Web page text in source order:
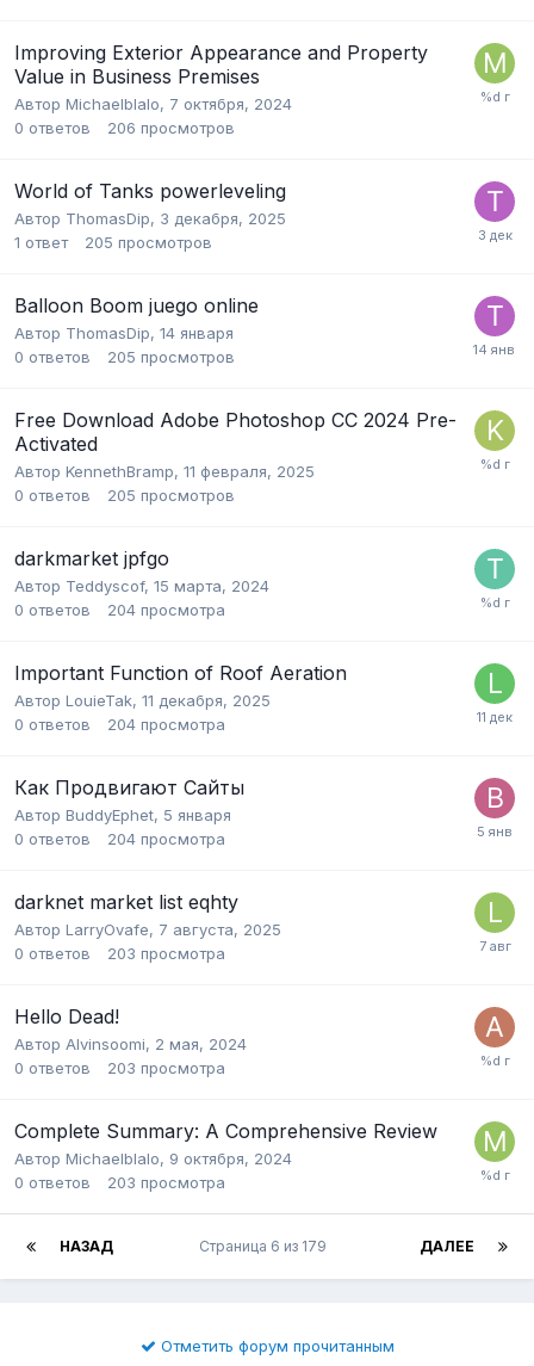
Improving Exterior Appearance and Property
Value in Business Premises
Автор Michaelblalo, 7 октября, 2024
0 ответов 206 просмотров
World of Tanks powerleveling
Автор ThomasDip, 3 декабря, 2025
1 ответ 205 просмотров
Balloon Boom juego online
Автор ThomasDip, 14 января
0 ответов 205 просмотров
Free Download Adobe Photoshop CC 2024 Pre-
Activated
Автор KennethBramp, 11 февраля, 2025
0 ответов 205 просмотров
darkmarket jpfgo
Автор Teddyscof, 15 марта, 2024
0 ответов 204 просмотра
Important Function of Roof Aeration
Автор LouieTak, 11 декабря, 2025
0 ответов 204 просмотра
Как Продвигают Сайты
Автор BuddyEphet, 5 января
0 ответов 204 просмотра
darknet market list eqhty
Автор LarryOvafe, 7 августа, 2025
0 ответов 203 просмотра
Hello Dead!
Автор Alvinsoomi, 2 мая, 2024
0 ответов 203 просмотра
Complete Summary: A Comprehensive Review
Автор Michaelblalo, 9 октября, 2024
0 ответов 203 просмотра
НАЗАД ДАЛЕЕ
Страница 6 из 179
Отметить форум прочитанным